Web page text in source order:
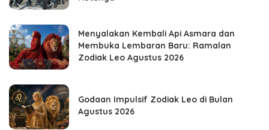
Menyalakan Kembali Api Asmara dan
Membuka Lembaran Baru: Ramalan
Zodiak Leo Agustus 2026
Godaan Impulsif Zodiak Leo di Bulan
Agustus 2026